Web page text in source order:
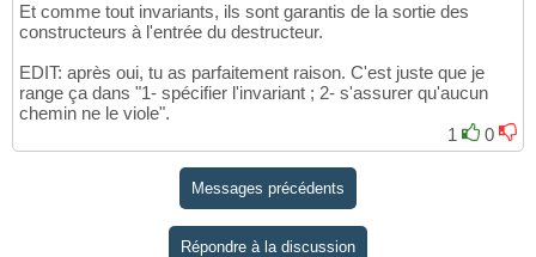
Et comme tout invariants, ils sont garantis de la sortie des
constructeurs à l'entrée du destructeur.
EDIT: après oui, tu as parfaitement raison. C'est juste que je
range ça dans "1- spécifier l'invariant ; 2- s'assurer qu'aucun
chemin ne le viole".
1
0
Messages précédents
Répondre à la discussion